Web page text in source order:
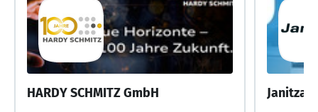
HARDY SCHMITZ GmbH Janitza